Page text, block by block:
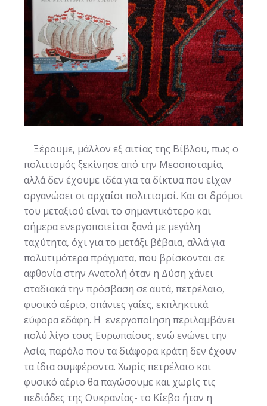
Ξέρουμε, μάλλον εξ αιτίας της Βίβλου, πως ο
πολιτισμός ξεκίνησε από την Μεσοποταμία,
αλλά δεν έχουμε ιδέα για τα δίκτυα που είχαν
οργανώσει οι αρχαίοι πολιτισμοί. Και οι δρόμοι
του μεταξιού είναι το σημαντικότερο και
σήμερα ενεργοποιείται ξανά με μεγάλη
ταχύτητα, όχι για το μετάξι βέβαια, αλλά για
πολυτιμότερα πράγματα, που βρίσκονται σε
αφθονία στην Ανατολή όταν η Δύση χάνει
σταδιακά την πρόσβαση σε αυτά, πετρέλαιο,
φυσικό αέριο, σπάνιες γαίες, εκπληκτικά
εύφορα εδάφη. H ενεργοποίηση περιλαμβάνει
πολύ λίγο τους Ευρωπαίους, ενώ ενώνει την
Ασία, παρόλο που τα διάφορα κράτη δεν έχουν
τα ίδια συμφέροντα. Χωρίς πετρέλαιο και
φυσικό αέριο θα παγώσουμε και χωρίς τις
πεδιάδες της Ουκρανίας- το Κίεβο ήταν η